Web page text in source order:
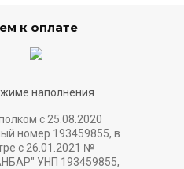
к оплате
наполнения
с 25.08.2020
номер 193459855, в
с 26.01.2021 №
УНП 193459855,